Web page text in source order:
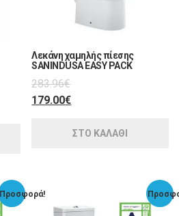
Λεκάνη χαμηλής πίεσης
SANINDUSA EASY PACK
283.96€
179.00€
ΣΤΟ ΚΑΛΑΘΙ
Προσφορά!